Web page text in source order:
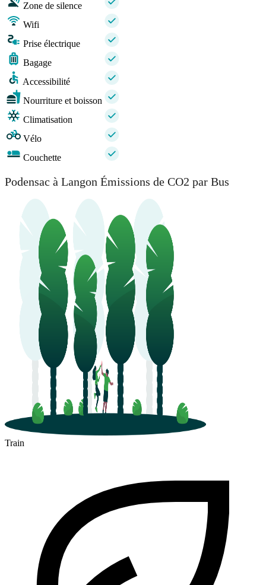
Zone de silence
Wifi
Prise électrique
Bagage
Accessibilité
Nourriture et boisson
Climatisation
Vélo
Couchette
Podensac à Langon Émissions de CO2 par Bus
Train